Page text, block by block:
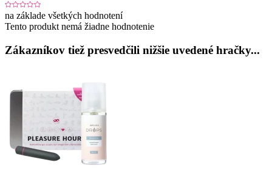
na základe všetkých hodnotení
Tento produkt nemá žiadne hodnotenie
Zákazníkov tiež presvedčili nižšie uvedené hračky...